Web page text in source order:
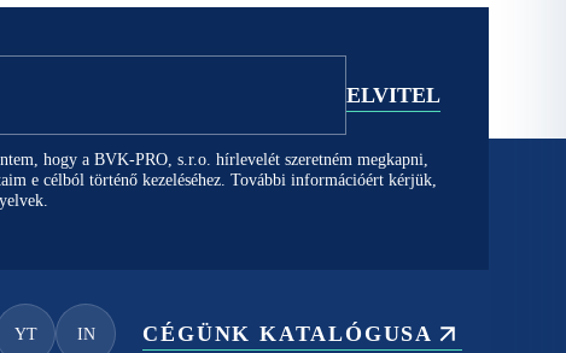
hogy a BVK-PRO, s.r.o. hírlevelét szeretném megkapni,
e célból történő kezeléséhez. További információért kérjük,
YT IN CÉGÜNK KATALÓGUSA